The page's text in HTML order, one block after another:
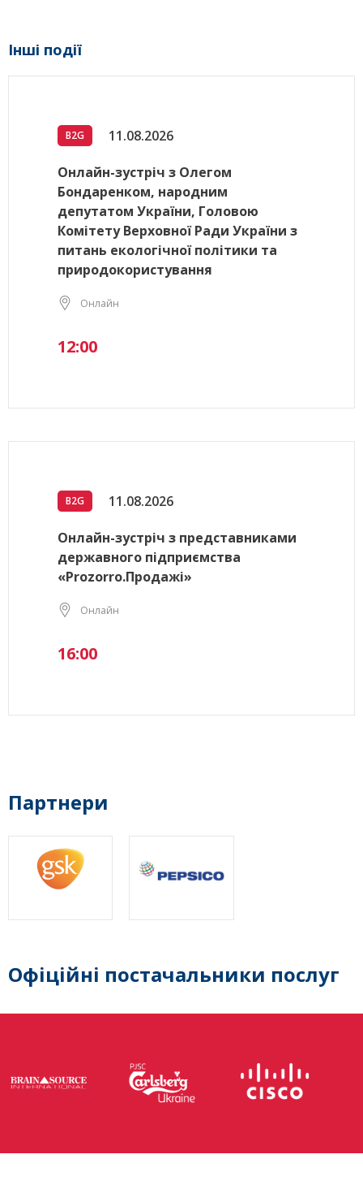
Інші події
B2G 11.08.2026
Онлайн-зустріч з Олегом
Бондаренком, народним
депутатом України, Головою
Комітету Верховної Ради України з
питань екологічної політики та
природокористування
Онлайн
12:00
B2G 11.08.2026
Онлайн-зустріч з представниками
державного підприємства
«Prozorro.Продажі»
Онлайн
16:00
Партнери
Офіційні постачальники послуг